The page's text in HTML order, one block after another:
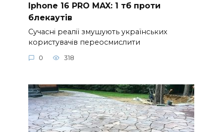
Iphone 16 PRO MAX: 1 тб проти
блекаутів
Сучасні реалії змушують українських
користувачів переосмислити
0 318